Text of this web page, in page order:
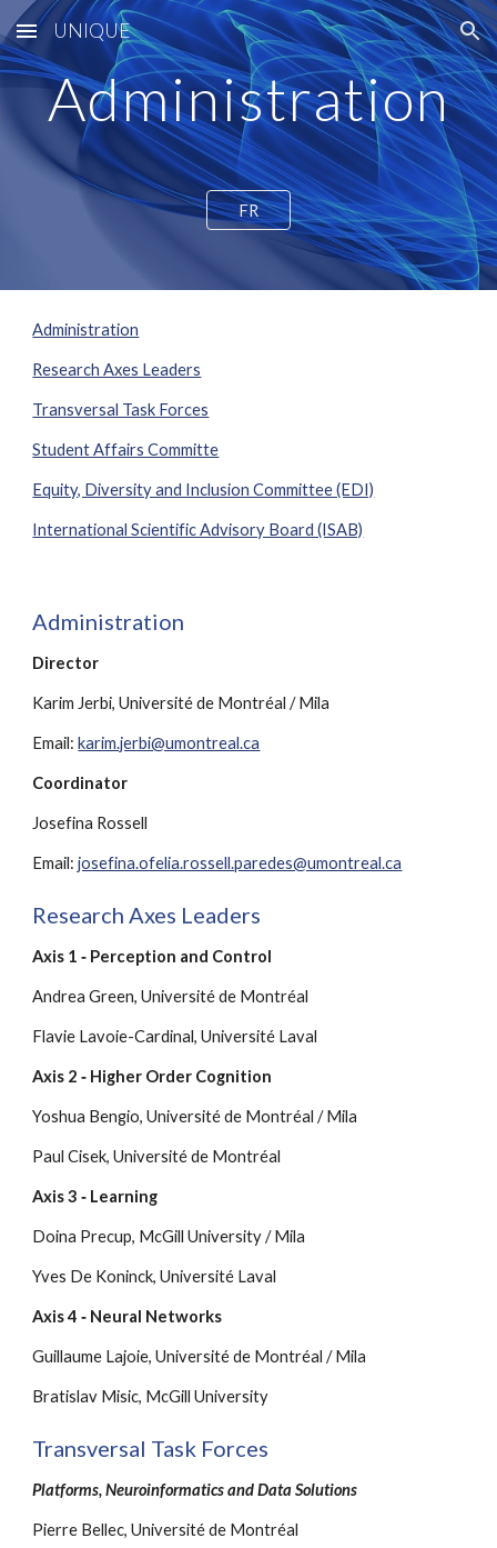
Skip to main content Skip to navigation
UNIQUE
Administration
FR
Administration
Research Axes Leaders
Transversal Task Forces
Student Affairs Committe
Equity, Diversity and Inclusion Committee (EDI)
International Scientific Advisory Board (ISAB)
Administration
Director
Karim Jerbi, Université de Montréal / Mila
Email: karim.jerbi@umontreal.ca
Coordinator
Josefina Rossell
Email: josefina.ofelia.rossell.paredes@umontreal.ca
Research Axes Leaders
Axis 1 ‐ Perception and Control
Andrea Green, Université de Montréal
Flavie Lavoie-Cardinal, Université Laval
Axis 2 ‐ Higher Order Cognition
Yoshua Bengio, Université de Montréal / Mila
Paul Cisek, Université de Montréal
Axis 3 ‐ Learning
Doina Precup, McGill University / Mila
Yves De Koninck, Université Laval
Axis 4 ‐ Neural Networks
Guillaume Lajoie, Université de Montréal / Mila
Bratislav Misic, McGill University
Transversal Task Forces
Platforms, Neuroinformatics and Data Solutions
Pierre Bellec, Université de Montréal